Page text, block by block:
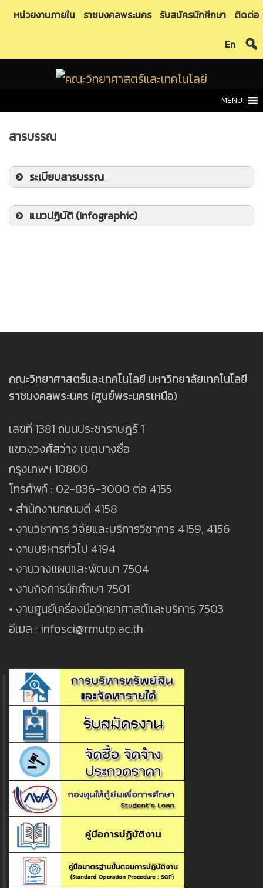
Skipหน่วยงานภายใน ราชมงคลพระนคร รับสมัครนักศึกษา ติดต่อ
En
MENU
สารบรรณ
ระเบียบสารบรรณ
สารบรรณ พ.ศ.2526
สารบรรณ (ฉบับที่ 4 พ.ศ.2564)
แนวปฏิบัติ (Infographic)
คณะวิทยาศาสตร์และเทคโนโลยี มหาวิทยาลัยเทคโนโลยี
ราชมงคลพระนคร (ศูนย์พระนครเหนือ)
เลขที่ 1381 ถนนประชาราษฎร์ 1
แขวงวงศ์สว่าง เขตบางซื่อ
กรุงเทพฯ 10800
โทรศัพท์ : 02-836-3000 ต่อ 4155
• สำนักงานคณบดี 4158
• งานวิชาการ วิจัยและบริการวิชาการ 4159, 4156
• งานบริหารทั่วไป 4194
• งานวางแผนและพัฒนา 7504
• งานกิจการนักศึกษา 7501
• งานศูนย์เครื่องมือวิทยาศาสต์และบริการ 7503
อีเมล : infosci@rmutp.ac.th